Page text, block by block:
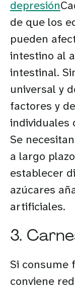
depresión
de que los
pueden
intestino al
intestinal.
universal y
factores y
individuales
Se
a largo
establecer
azúcares
artificiales.
3.
Si consume
conviene